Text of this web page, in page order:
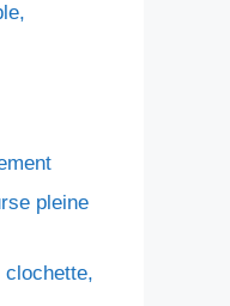
pleine
clochette,